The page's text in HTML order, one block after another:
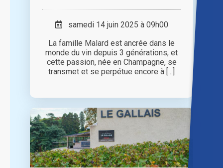
samedi 14 juin 2025 à 09h00
La famille Malard est ancrée dans le
monde du vin depuis 3 générations, et
cette passion, née en Champagne, se
transmet et se perpétue encore à [...]